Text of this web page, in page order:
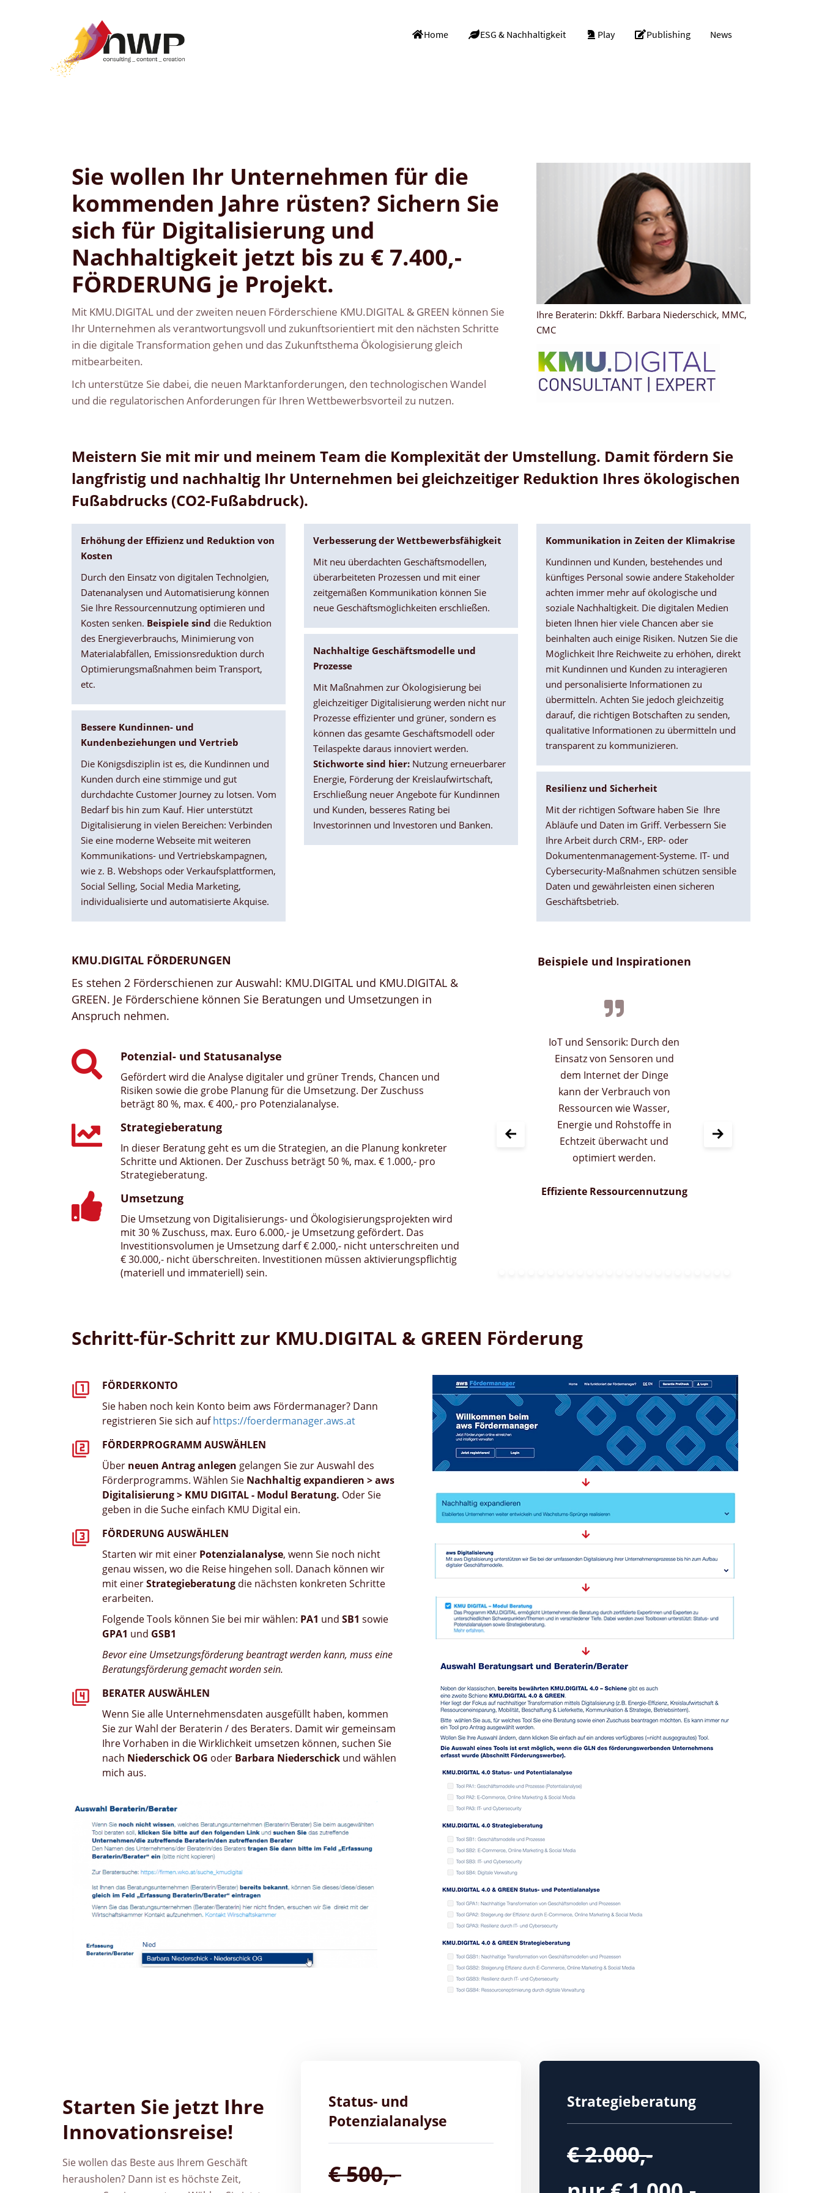
Home ESG & Nachhaltigkeit Play Publishing News
Sie wollen Ihr Unternehmen für die
kommenden Jahre rüsten? Sichern Sie
sich für Digitalisierung und
Nachhaltigkeit jetzt bis zu € 7.400,-
FÖRDERUNG je Projekt.
Mit KMU.DIGITAL und der zweiten neuen Förderschiene KMU.DIGITAL & GREEN können Sie
Ihr Unternehmen als verantwortungsvoll und zukunftsorientiert mit den nächsten Schritte
in die digitale Transformation gehen und das Zukunftsthema Ökologisierung gleich
mitbearbeiten.
Ich unterstütze Sie dabei, die neuen Marktanforderungen, den technologischen Wandel
und die regulatorischen Anforderungen für Ihren Wettbewerbsvorteil zu nutzen.
Ihre Beraterin: Dkkff. Barbara Niederschick, MMC,
CMC
Meistern Sie mit mir und meinem Team die Komplexität der Umstellung. Damit fördern Sie
langfristig und nachhaltig Ihr Unternehmen bei gleichzeitiger Reduktion Ihres ökologischen
Fußabdrucks (CO2-Fußabdruck).
Erhöhung der Effizienz und Reduktion von
Kosten
Durch den Einsatz von digitalen Technolgien,
Datenanalysen und Automatisierung können
Sie Ihre Ressourcennutzung optimieren und
Kosten senken. Beispiele sind die Reduktion
des Energieverbrauchs, Minimierung von
Materialabfällen, Emissionsreduktion durch
Optimierungsmaßnahmen beim Transport,
etc.
Bessere Kundinnen- und
Kundenbeziehungen und Vertrieb
Die Königsdisziplin ist es, die Kundinnen und
Kunden durch eine stimmige und gut
durchdachte Customer Journey zu lotsen. Vom
Bedarf bis hin zum Kauf. Hier unterstützt
Digitalisierung in vielen Bereichen: Verbinden
Sie eine moderne Webseite mit weiteren
Kommunikations- und Vertriebskampagnen,
wie z. B. Webshops oder Verkaufsplattformen,
Social Selling, Social Media Marketing,
individualisierte und automatisierte Akquise.
Verbesserung der Wettbewerbsfähigkeit
Mit neu überdachten Geschäftsmodellen,
überarbeiteten Prozessen und mit einer
zeitgemäßen Kommunikation können Sie
neue Geschäftsmöglichkeiten erschließen.
Nachhaltige Geschäftsmodelle und
Prozesse
Mit Maßnahmen zur Ökologisierung bei
gleichzeitiger Digitalisierung werden nicht nur
Prozesse effizienter und grüner, sondern es
können das gesamte Geschäftsmodell oder
Teilaspekte daraus innoviert werden.
Stichworte sind hier:Nutzung erneuerbarer
Energie, Förderung der Kreislaufwirtschaft,
Erschließung neuer Angebote für Kundinnen
und Kunden, besseres Rating bei
Investorinnen und Investoren und Banken.
Kommunikation in Zeiten der Klimakrise
Kundinnen und Kunden, bestehendes und
künftiges Personal sowie andere Stakeholder
achten immer mehr auf ökologische und
soziale Nachhaltigkeit. Die digitalen Medien
bieten Ihnen hier viele Chancen aber sie
beinhalten auch einige Risiken. Nutzen Sie die
Möglichkeit Ihre Reichweite zu erhöhen, direkt
mit Kundinnen und Kunden zu interagieren
und personalisierte Informationen zu
übermitteln. Achten Sie jedoch gleichzeitig
darauf, die richtigen Botschaften zu senden,
qualitative Informationen zu übermitteln und
transparent zu kommunizieren.
Resilienz und Sicherheit
Mit der richtigen Software haben Sie Ihre
Abläufe und Daten im Griff. Verbessern Sie
Ihre Arbeit durch CRM-, ERP- oder
Dokumentenmanagement-Systeme. IT- und
Cybersecurity-Maßnahmen schützen sensible
Daten und gewährleisten einen sicheren
Geschäftsbetrieb.
KMU.DIGITAL FÖRDERUNGEN
Es stehen 2 Förderschienen zur Auswahl: KMU.DIGITAL und KMU.DIGITAL &
GREEN. Je Förderschiene können Sie Beratungen und Umsetzungen in
Anspruch nehmen.
Potenzial- und Statusanalyse
Gefördert wird die Analyse digitaler und grüner Trends, Chancen und
Risiken sowie die grobe Planung für die Umsetzung. Der Zuschuss
beträgt 80 %, max. € 400,- pro Potenzialanalyse.
Strategieberatung
In dieser Beratung geht es um die Strategien, an die Planung konkreter
Schritte und Aktionen. Der Zuschuss beträgt 50 %, max. € 1.000,- pro
Strategieberatung.
Umsetzung
Die Umsetzung von Digitalisierungs- und Ökologisierungsprojekten wird
mit 30 % Zuschuss, max. Euro 6.000,- je Umsetzung gefördert. Das
Investitionsvolumen je Umsetzung darf € 2.000,- nicht unterschreiten und
€ 30.000,- nicht überschreiten. Investitionen müssen aktivierungspflichtig
(materiell und immateriell) sein.
Beispiele und Inspirationen
Einsatz von
Chatbots zur
Verbesserung der
Kundenzufriedenheit.
und Verkauf
Einsatz von Sensoren und
dem Internet der Dinge
kann der Verbrauch von
Ressourcen wie Wasser,
Echtzeit überwacht und
optimiert werden.
Durch digitale Technologien
können Lieferketten
optimiert werden, was zu
einer Verringerung von
Transportwegen und damit
verbundenen Emissionen
führt.
Emissionen
Schritt-für-Schritt zur KMU.DIGITAL & GREEN Förderung
FÖRDERKONTO
Sie haben noch kein Konto beim aws Fördermanager? Dann
registrieren Sie sich aufhttps://foerdermanager.aws.at
FÖRDERPROGRAMM AUSWÄHLEN
Über neuen Antrag anlegen gelangen Sie zur Auswahl des
Förderprogramms. Wählen Sie Nachhaltig expandieren > aws
Digitalisierung > KMU DIGITAL - Modul Beratung. Oder Sie
geben in die Suche einfach KMU Digital ein.
FÖRDERUNG AUSWÄHLEN
Starten wir mit einer Potenzialanalyse, wenn Sie noch nicht
genau wissen, wo die Reise hingehen soll. Danach können wir
mit einerStrategieberatung die nächsten konkreten Schritte
erarbeiten.
Folgende Tools können Sie bei mir wählen: PA1 und SB1 sowie
GPA1 und GSB1
Bevor eine Umsetzungsförderung beantragt werden kann, muss eine
Beratungsförderung gemacht worden sein.
BERATER AUSWÄHLEN
Wenn Sie alle Unternehmensdaten ausgefüllt haben, kommen
Sie zur Wahl der Beraterin / des Beraters. Damit wir gemeinsam
Ihre Vorhaben in die Wirklichkeit umsetzen können, suchen Sie
nach Niederschick OG oder Barbara Niederschick und wählen
mich aus.
Starten Sie jetzt Ihre
Innovationsreise!
Sie wollen das Beste aus Ihrem Geschäft
herausholen? Dann ist es höchste Zeit,
Status- und
Potenzialanalyse
€ 500,-
Strategieberatung
€ 2.000,-